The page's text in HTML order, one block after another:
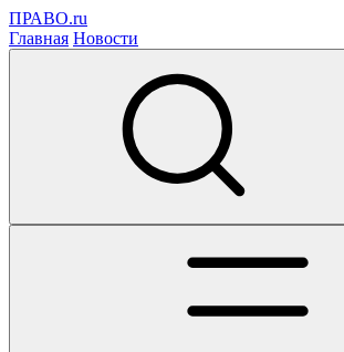
ПРАВО.ru
Главная Новости